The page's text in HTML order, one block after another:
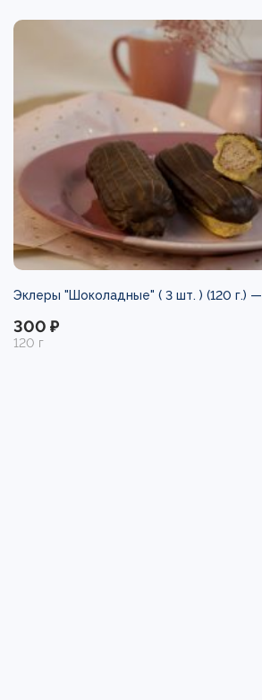
Эклеры "Шоколадные" ( 3 шт. ) (120 г.) —
300 ₽
120 г